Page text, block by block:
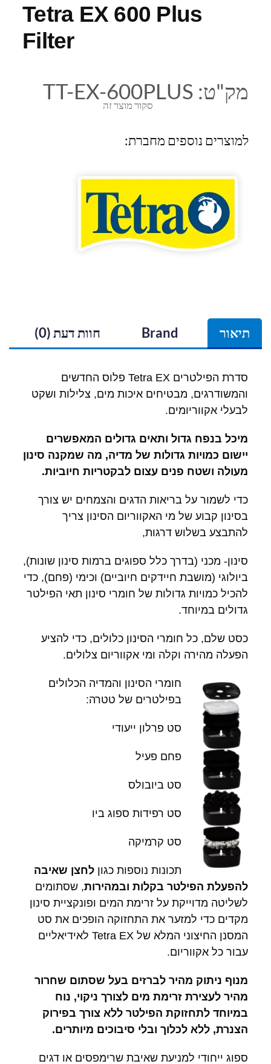
Tetra EX 600 Plus
Filter
סקור מוצר זה
מק"ט: TT-EX-600PLUS
למוצרים נוספים מחברת:
תיאור Brand חוות דעת (0)
סדרת הפילטרים Tetra EX פלוס החדשים
והמשודרגים, מבטיחים איכות מים, צלילות ושקט
לבעלי אקווריומים.
מיכל בנפח גדול ותאים גדולים המאפשרים
יישום כמויות גדולות של מדיה, מה שמקנה סינון
מעולה ושטח פנים עצום לבקטריות חיוביות.
כדי לשמור על בריאות הדגים והצמחים יש צורך
בסינון קבוע של מי האקווריום הסינון צריך
להתבצע בשלוש דרגות,
סינון- מכני (בדרך כלל ספוגים ברמות סינון שונות),
ביולוגי (מושבת חיידקים חיוביים) וכימי (פחם), כדי
להכיל כמויות גדולות של חומרי סינון תאי הפילטר
גדולים במיוחד.
כסט שלם, כל חומרי הסינון כלולים, כדי להציע
הפעלה מהירה וקלה ומי אקווריום צלולים.
חומרי הסינון והמדיה הכלולים
בפילטרים של טטרה:
סט פרלון ייעודי
פחם פעיל
סט ביובולס
סט רפידות ספוג ביו
סט קרמיקה
תכונות נוספות כגון לחצן שאיבה
להפעלת הפילטר בקלות ובמהירות, שסתומים
לשליטה מדוייקת על זרימת המים ופונקציית סינון
מקדים כדי למזער את התחזוקה הופכים את סט
המסנן החיצוני המלא של Tetra EX לאידיאליים
עבור כל אקווריום.
מנוף ניתוק מהיר לברזים בעל שסתום שחרור
מהיר לעצירת זרימת מים לצורך ניקוי, נוח
במיוחד לתחזוקת הפילטר ללא צורך בפירוק
הצנרת, ללא לכלוך ובלי סיבוכים מיותרים.
ספוג ייחודי למניעת שאיבת שרימפסים או דגים